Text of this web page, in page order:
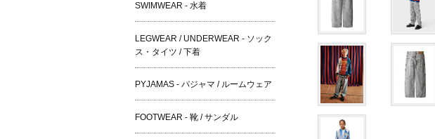
SWIMWEAR - 水着
LEGWEAR / UNDERWEAR - ソック
ス・タイツ / 下着
PYJAMAS - パジャマ / ルームウェア
FOOTWEAR - 靴 / サンダル